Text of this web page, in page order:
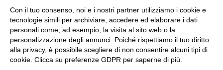
Indirizzo:Via Gaetano Donizetti 30, Collegno
Centralino:0114053925 Email: toic8cg002@istruzione.it
Posta elettronica certificata (PEC):toic8cg002@pec.istruzione.it
Codice fiscale: 95641450010
Con il tuo consenso, noi e i nostri partner utilizziamo i cookie e
tecnologie simili per archiviare, accedere ed elaborare i dati
personali come, ad esempio, la visita al sito web o la
personalizzazione degli annunci. Poiché rispettiamo il tuo diritto
alla privacy, è possibile scegliere di non consentire alcuni tipi di
cookie. Clicca su preferenze GDPR per saperne di più.